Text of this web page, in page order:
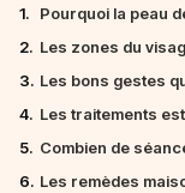
1.
Pourquoi la peau
2. Les zones du
3. Les bons gestes
4. Les traitements
5. Combien de
6. Les remèdes